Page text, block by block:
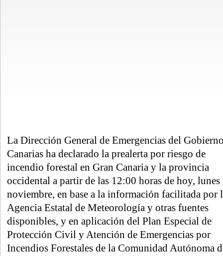
La Dirección General de Emergencias del
Canarias ha declarado la prealerta por riesgo de
incendio forestal en Gran Canaria y la provincia
occidental a partir de las 12:00 horas de hoy, lunes
noviembre, en base a la información facilitada por
Agencia Estatal de Meteorología y otras fuentes
disponibles, y en aplicación del Plan Especial de
Protección Civil y Atención de Emergencias por
Incendios Forestales de la Comunidad Autónoma